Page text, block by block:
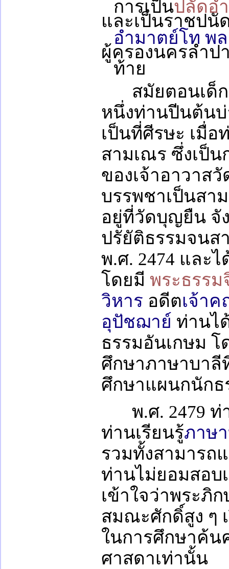
การเป็นปลัดอ
และเป็นราชปนั
อำมาตย์โท พ
ผู้ครองนครลำป
ท้าย
สมัยตอนเด็
หนึ่งท่านปีนต้น
เป็นที่ศีรษะ เมื่อ
สามเณร ซึ่งเป็
ของเจ้าอาวาส
บรรพชาเป็นสา
อยู่ที่วัดบุญยืน จั
ปรัยัติธรรมจนส
พ.ศ. 2474 และ
โดยมี พระธรร
วิหาร อดีตเจ้า
อุปัชฌาย์ ท่านไ
ธรรมอันเกษม โ
ศึกษาภาษาบาลี
ศึกษาแผนกนักธ
พ.ศ. 2479
ท่านเรียนรู้ภาษ
รวมทั้งสามารถ
ท่านไม่ยอมสอบ
เข้าใจว่าพระภิ
สมณะศักดิ์สูง ๆ
ในการศึกษาค้น
ศาสดาเท่านั้น